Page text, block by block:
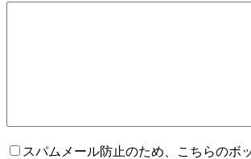
スパムメール防止のため、こちらのボ